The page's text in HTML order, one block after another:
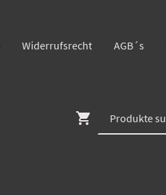
Widerrufsrecht AGB´s